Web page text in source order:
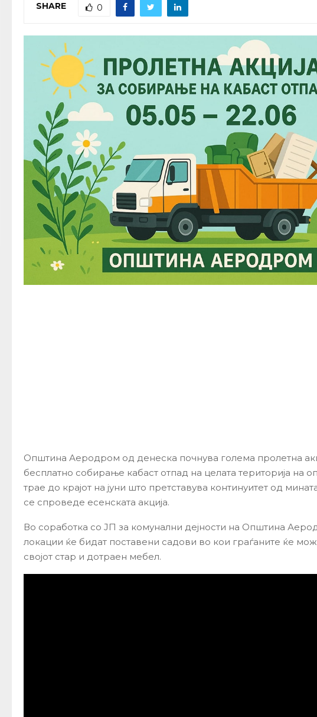
SHARE 0
Општина Аеродром од денеска почнува голема пролетна
бесплатно собирање кабаст отпад на целата територија на
трае до крајот на јуни што претставува континуитет од
се спроведе есенската акција.
Во соработка со ЈП за комунални дејности на Општина
локации ќе бидат поставени садови во кои граѓаните ќе
својот стар и дотраен мебел.